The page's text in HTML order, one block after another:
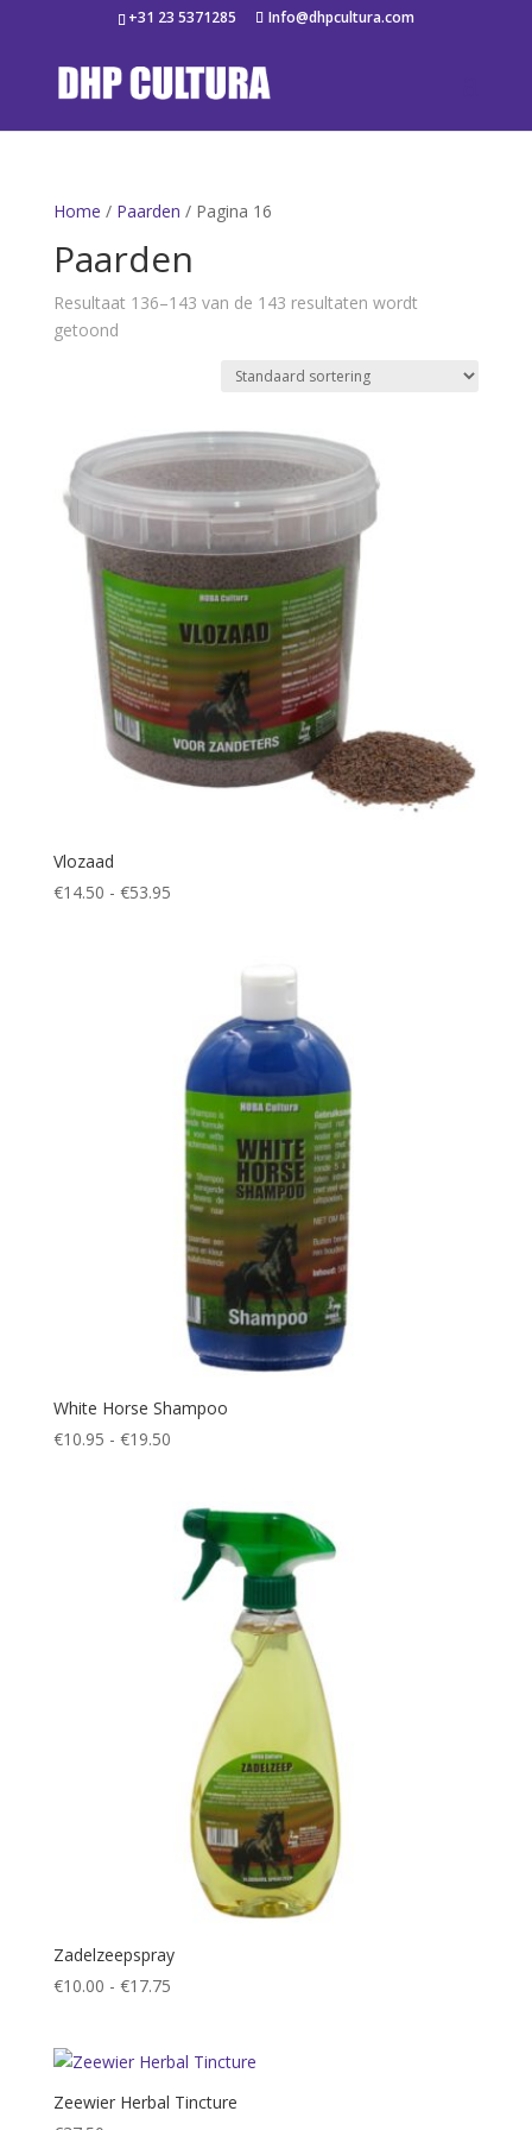
+31 23 5371285 Info@dhpcultura.com
Home / Paarden / Pagina 16
Paarden
Resultaat 136–143 van de 143 resultaten wordt
getoond
Vlozaad
€14.50 - €53.95Prijsklasse:
White Horse Shampoo
€10.95 - €19.50Prijsklasse:
€19.50
Zadelzeepspray
€10.00 - €17.75Prijsklasse:
€17.75
Zeewier Herbal Tincture